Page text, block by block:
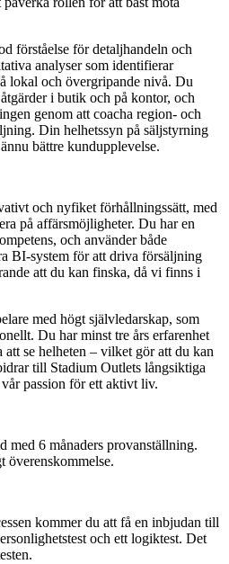
förståelse för detaljhandeln och
analyser som identifierar
lokal och övergripande nivå. Du
i butik och på kontor, och
genom att coacha region- och
Din helhetssyn på säljstyrning
bättre kundupplevelse.
och nyfiket förhållningssätt, med
på affärsmöjligheter. Du har en
och använder både
BI-system för att driva försäljning
att du kan finska, då vi finns i
med högt självledarskap, som
Du har minst tre års erfarenhet
se helheten – vilket gör att du kan
till Stadium Outlets långsiktiga
passion för ett aktivt liv.
med 6 månaders provanställning.
överenskommelse.
kommer du att få en inbjudan till
och ett logiktest. Det